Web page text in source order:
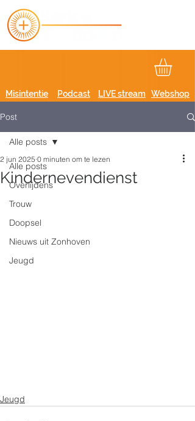
Podcast
Misintentie LIVE stream Webshop
Post
Alle posts
Overlijdens
Trouw
Doopsel
Nieuws uit Zonhoven
Jeugd
Alle posts
Kindernevendienst
2 jun 2025 0 minuten om te lezen
Jeugd